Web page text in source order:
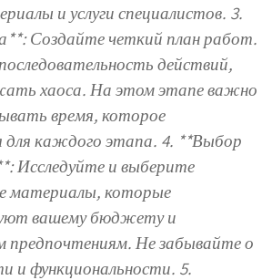
и услуги специалистов. 3.
Создайте четкий план работ.
действий,
хаоса. На этом этапе важно
время, которое
для каждого этапа. 4. **Выбор
Исследуйте и выберите
материалы, которые
вашему бюджету и
предпочтениям. Не забывайте о
и функциональности. 5.